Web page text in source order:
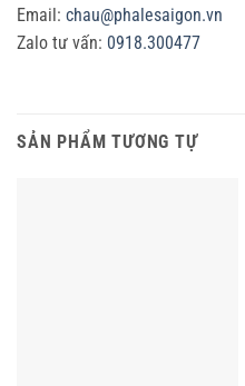
Email: chau@phalesaigon.vn
Zalo tư vấn: 0918.300477
SẢN PHẨM TƯƠNG TỰ